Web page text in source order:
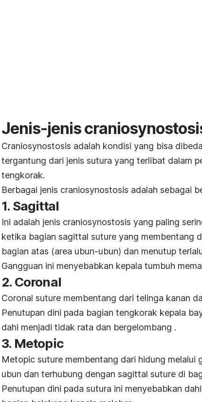
Jenis-jenis
Craniosynostosis adalah kondisi yang bisa
tergantung dari jenis sutura yang terlibat dalam
tengkorak.
Berbagai jenis craniosynostosis adalah sebagai
1. Sagittal
Ini adalah jenis craniosynostosis yang paling
ketika bagian sagittal suture yang membentang
bagian atas (area ubun-ubun) dan menutup
Gangguan ini menyebabkan kepala tumbuh
2. Coronal
Coronal suture membentang dari telinga kanan
Penutupan dini pada bagian tengkorak kepala
dahi menjadi tidak rata dan bergelombang .
3. Metopic
Metopic suture membentang dari hidung melalui
ubun dan terhubung dengan sagittal suture di
Penutupan dini pada sutura ini menyebabkan